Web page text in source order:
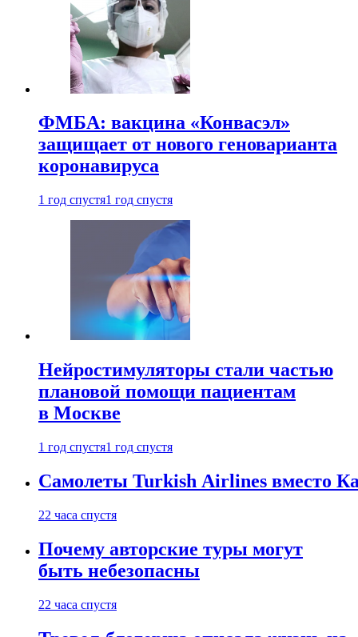
ФМБА: вакцина «Конвасэл»
защищает от нового геноварианта
коронавируса
1 год спустя1 год спустя
Нейростимуляторы стали частью
плановой помощи пациентам
в Москве
1 год спустя1 год спустя
Самолеты Turkish Airlines вместо
22 часа спустя
Почему авторские туры могут
быть небезопасны
22 часа спустя